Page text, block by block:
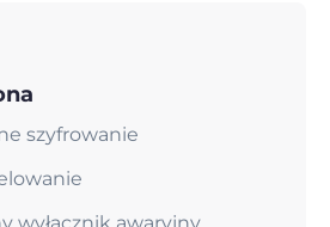
szyfrowanie